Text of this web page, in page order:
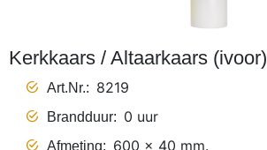
Kerkkaars / Altaarkaars (ivoor)
Art.Nr. 8219
Brandduur 0 uur
Afmeting 600 x 40 mm.